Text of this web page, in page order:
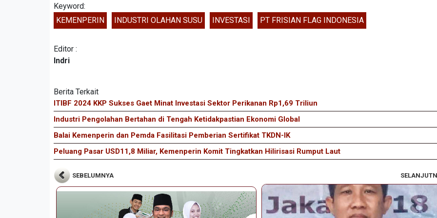
Keyword:
KEMENPERIN
INDUSTRI OLAHAN SUSU INVESTASI PT FRISIAN FLAG INDONESIA
Editor :
Indri
Berita Terkait
ITIBF 2024 KKP Sukses Gaet Minat Investasi Sektor Perikanan Rp1,69 Triliun
Industri Pengolahan Bertahan di Tengah Ketidakpastian Ekonomi Global
Balai Kemenperin dan Pemda Fasilitasi Pemberian Sertifikat TKDN-IK
Peluang Pasar USD11,8 Miliar, Kemenperin Komit Tingkatkan Hilirisasi Rumput Laut
SEBELUMNYA